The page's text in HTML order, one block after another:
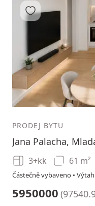
Přidat do
PRODEJ BYTU
3+kk 61 m²
Částečně vybaveno • Výtah
5950000 (